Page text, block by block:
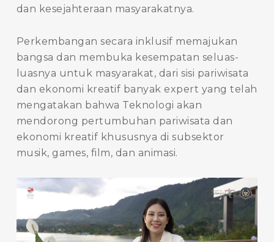
dan kesejahteraan masyarakatnya.
Perkembangan secara inklusif memajukan
bangsa dan membuka kesempatan seluas-
luasnya untuk masyarakat, dari sisi pariwisata
dan ekonomi kreatif banyak expert yang telah
mengatakan bahwa Teknologi akan
mendorong pertumbuhan pariwisata dan
ekonomi kreatif khususnya di subsektor
musik, games, film, dan animasi.